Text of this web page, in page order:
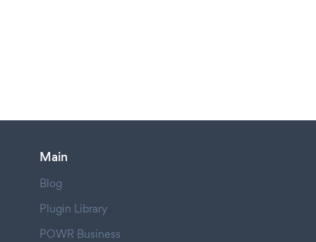
Main
Blog
Plugin Library
POWR Business